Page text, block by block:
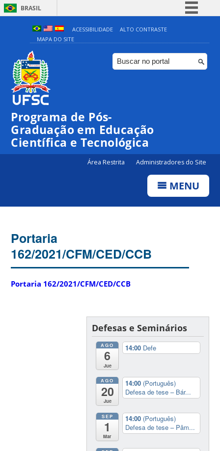
BRASIL
Simplifique!
Comunica BR
Participe
ACESSIBILIDADE
ALTO CONTRASTE
MAPA DO SITE
Programa de Pós-
Graduação em Educação
Científica e Tecnológica
Área Restrita Administradores do Site
MENU
Portaria
162/2021/CFM/CED/CCB
Portaria 162/2021/CFM/CED/CCB
Defesas e Seminários
AGO
6
Jue
14:00 Defe
AGO
20
Jue
14:00 (Português)
Defesa de tese – Bár...
SEP
1
Mar
14:00 (Português)
Defesa de tese – Pâm...